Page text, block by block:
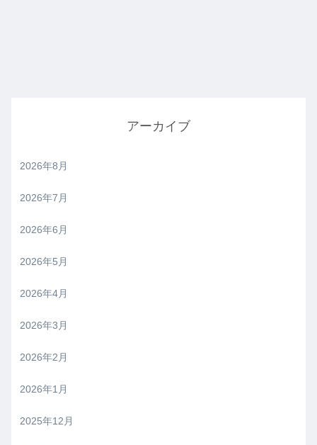
アーカイブ
2026年8月
2026年7月
2026年6月
2026年5月
2026年4月
2026年3月
2026年2月
2026年1月
2025年12月